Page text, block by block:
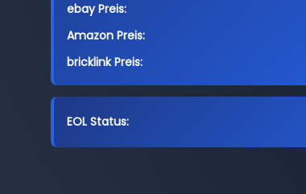
ebay Preis:
Amazon Preis:
bricklink Preis:
EOL Status: